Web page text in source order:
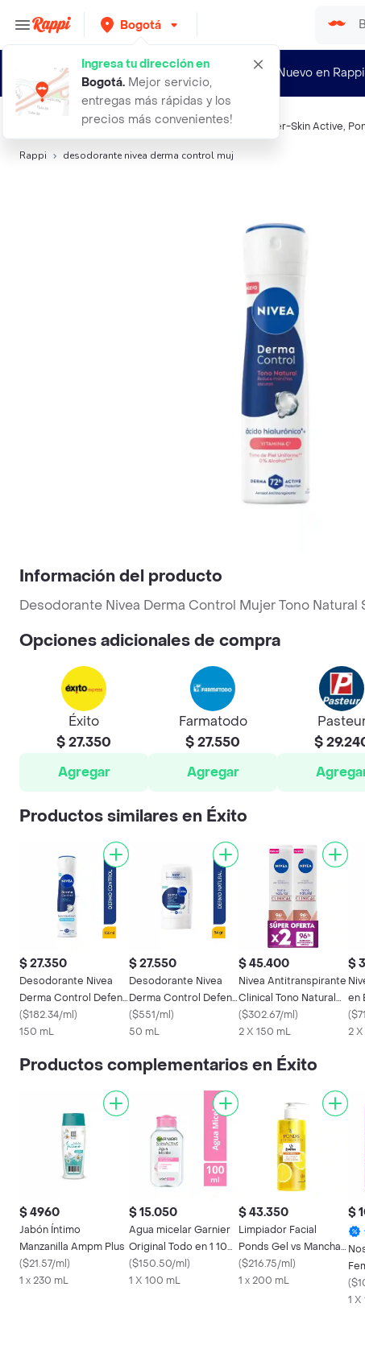
Bogotá
Ingresa tu dirección en
Bogotá. Mejor servicio,
entregas más rápidas y los
precios más convenientes!
¿Nuevo en
Búsquedas relacionadas:Desodorantes,Nivea Garnier-Skin Active,
Rappi desodorante nivea derma control muj
Información del producto
Desodorante Nivea Derma Control Mujer Tono Natural
Opciones adicionales de compra
Éxito
$ 27.350
Agregar
Farmatodo
$ 27.550
Agregar
$
Productos similares en Éxito
$ 27.350
Desodorante Nivea
Derma Control Defend
Mujer Spray
($182.34/ml)
150 mL
$ 27.550
Desodorante Nivea
Derma Control Defend
Mujer Barra
($551/ml)
50 mL
$ 45.400
Nivea Antitranspirante
Clinical Tono Natural
en Aerosol
($302.67/ml)
2 X 150 mL
$
en
(
2
Productos complementarios en Éxito
$ 4960
Jabón Íntimo
Manzanilla Ampm Plus
($21.57/ml)
1 x 230 mL
$ 15.050
Agua micelar Garnier
Original Todo en 1 100
ml
($150.50/ml)
1 X 100 mL
$ 43.350
Limpiador Facial
Ponds Gel vs Manchas
Desmaquillante
($216.75/ml)
1 x 200 mL
$
(
1 X